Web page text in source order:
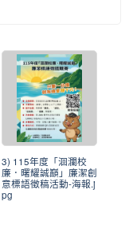
3) 115年度「洄瀾校
廉．曙耀誠巔」廉潔創
意標語徵稿活動-海報.j
pg